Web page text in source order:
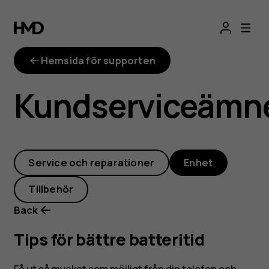
Tips
för
bättre
batteritid
Hemsida för supporten
Service och reparationer Enhet
Tillbehör
Back
Tips för bättre batteritid